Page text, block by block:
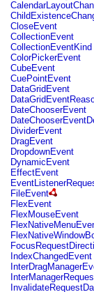
fl.livepreview
fl.managers
fl.motion
fl.motion.easing
fl.rsl
fl.text
fl.transitions
fl.transitions.easing
fl.video
flash.accessibility
flash.concurrent
flash.crypto
flash.data
flash.desktop
flash.display
flash.display3D
flash.errors
flash.events
flash.external
flash.filesystem
flash.filters
flash.geom
flash.globalization
flash.html
flash.media
flash.net
CloseEvent
CollectionEvent
CollectionEventKind
ColorPickerEvent
CubeEvent
CuePointEvent
DataGridEvent
DateChooserEvent
DividerEvent
DragEvent
DropdownEvent
DynamicEvent
EffectEvent
FileEvent
FlexEvent
FlexMouseEvent
IndexChangedEvent